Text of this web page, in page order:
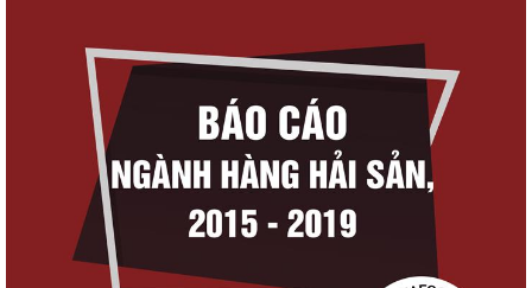
(sửa đổi)
Thuế Mục 301 và bài toán thích ứng của
tôm Việt tại thị...